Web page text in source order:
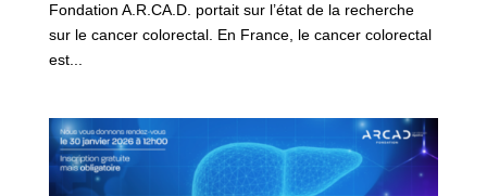
Fondation A.R.CA.D. portait sur l’état de la recherche
sur le cancer colorectal. En France, le cancer colorectal
est...